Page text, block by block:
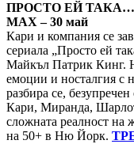
ПРОСТО ЕЙ ТАКА…,
MAX – 30 май
Кари и компания се
сериала „Просто ей
Майкъл Патрик Кинг.
емоции и носталгия с
разбира се,
Кари, Миранда,
сложната реалност на
на 50+ в Ню Йорк.